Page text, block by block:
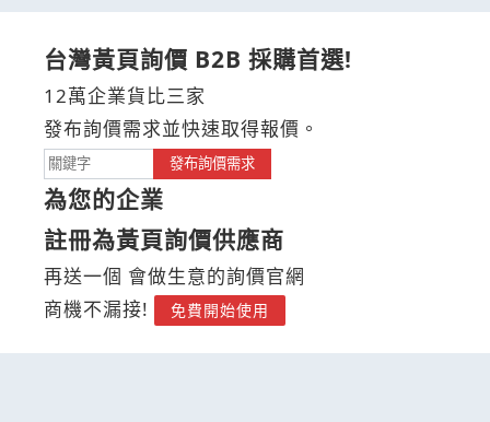
台灣黃頁詢價 B2B 採購首選!
12萬企業貨比三家
發布詢價需求並快速取得報價。
發布詢價需求
為您的企業
註冊為黃頁詢價供應商
再送一個 會做生意的詢價官網
商機不漏接!
免費開始使用